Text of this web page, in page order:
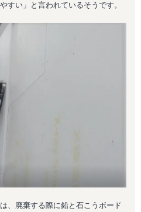
すい」と言われているそうです。
、廃棄する際に鉛と石こうボード